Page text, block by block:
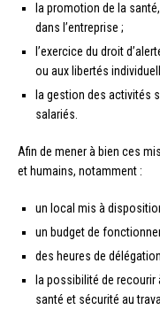
la promotion de la
dans l’entreprise ;
l’exercice du droit
ou aux libertés
la gestion des activités
salariés.
Afin de mener à bien ces
et humains, notamment :
un local mis à
un budget de
des heures de
la possibilité de recourir
santé et sécurité au